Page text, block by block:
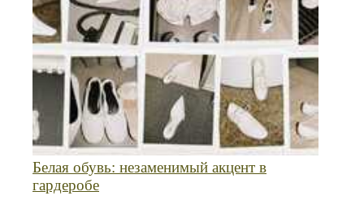
Белая обувь: незаменимый акцент в
гардеробе